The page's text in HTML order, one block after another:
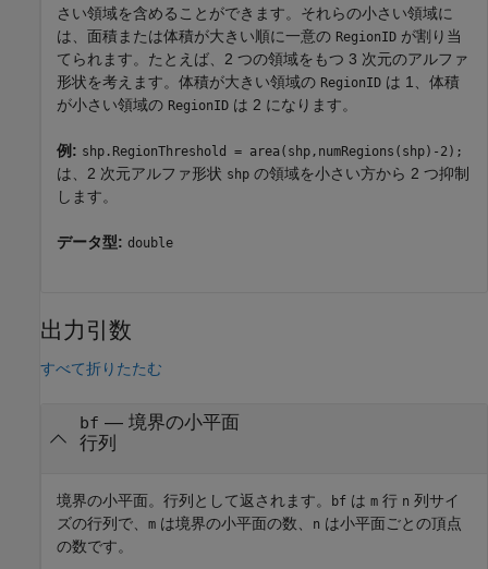
さい領域を含めることができます。それらの小さい領域に
は、面積または体積が大きい順に一意の RegionID が割り当
てられます。たとえば、2 つの領域をもつ 3 次元のアルファ
形状を考えます。体積が大きい領域の RegionID は 1、体積
が小さい領域の RegionID は 2 になります。
例: shp.RegionThreshold = area(shp,numRegions(shp)-2);
は、2 次元アルファ形状 shp の領域を小さい方から 2 つ抑制
します。
データ型: double
出力引数
すべて折りたたむ
bf — 境界の小平面
行列
境界の小平面。行列として返されます。 bf は m 行 n 列サイ
ズの行列で、 m は境界の小平面の数、 n は小平面ごとの頂点
の数です。